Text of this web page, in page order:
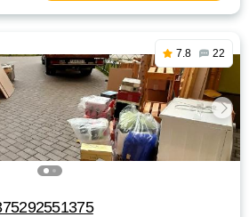
7.8 22